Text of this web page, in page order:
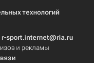
технологий
r-sport.internet@ria.ru
и рекламы